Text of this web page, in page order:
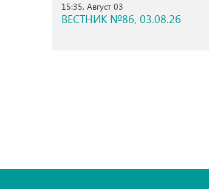
15:35, Август 03
ВЕСТНИК №86, 03.08.26